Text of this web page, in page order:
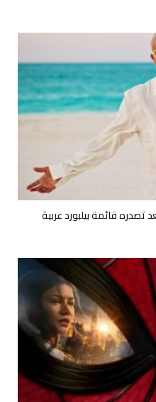
قائمة بيلبورد عربية